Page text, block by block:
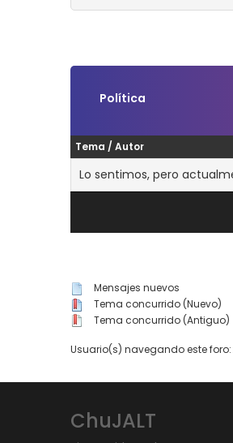
Política
Tema / Autor
Lo sentimos, pero
Mensajes nuevos
Tema concurrido (Nuevo)
Tema concurrido (Antiguo)
Usuario(s) navegando este
ChuJALT